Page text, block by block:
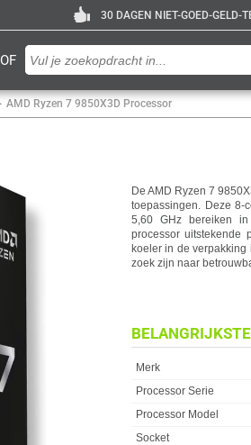
30 DAGEN NIET-GOED-GELD-
OF
AMD Ryzen 7 9850X3D Processor
De AMD Ryzen 7
toepassingen. Deze 8-
5,60 GHz bereiken
processor uitstekende
koeler in de
zoek zijn naar
Eigenschap
Merk
Processor Serie
Processor Model
Socket